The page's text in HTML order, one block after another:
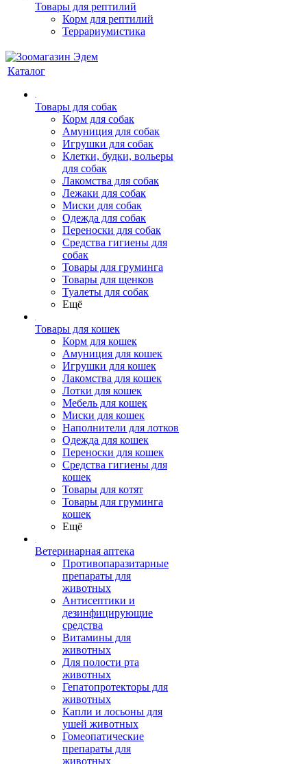
Товары для рептилий
Корм для рептилий
Террариумистика
Каталог
Товары для собак
Корм для собак
Амуниция для собак
Игрушки для собак
Клетки, будки, вольеры
для собак
Лакомства для собак
Лежаки для собак
Миски для собак
Одежда для собак
Переноски для собак
Средства гигиены для
собак
Товары для груминга
Товары для щенков
Туалеты для собак
Ещё
Товары для кошек
Корм для кошек
Амуниция для кошек
Игрушки для кошек
Лакомства для кошек
Лотки для кошек
Мебель для кошек
Миски для кошек
Наполнители для лотков
Одежда для кошек
Переноски для кошек
Средства гигиены для
кошек
Товары для котят
Товары для груминга
кошек
Ещё
Ветеринарная аптека
Противопаразитарные
препараты для
животных
Антисептики и
дезинфицирующие
средства
Витамины для
животных
Для полости рта
животных
Гепатопротекторы для
животных
Капли и лосьоны для
ушей животных
Гомеопатические
препараты для
животных